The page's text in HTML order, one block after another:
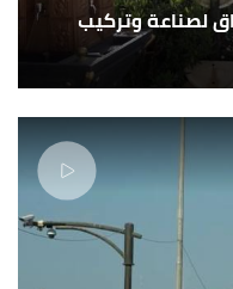
لصناعة وتركيب